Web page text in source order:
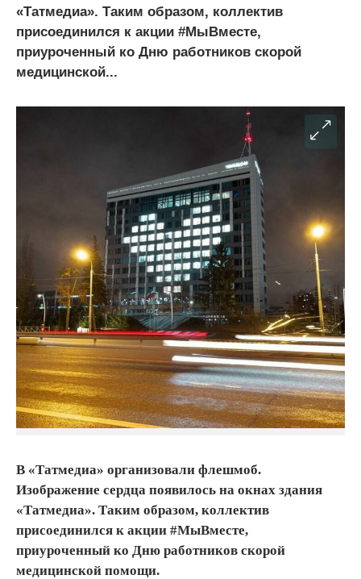
«Татмедиа». Таким образом, коллектив
присоединился к акции #МыВместе,
приуроченный ко Дню работников скорой
медицинской...
В «Татмедиа» организовали флешмоб.
Изображение сердца появилось на окнах здания
«Татмедиа». Таким образом, коллектив
присоединился к акции #МыВместе,
приуроченный ко Дню работников скорой
медицинской помощи.